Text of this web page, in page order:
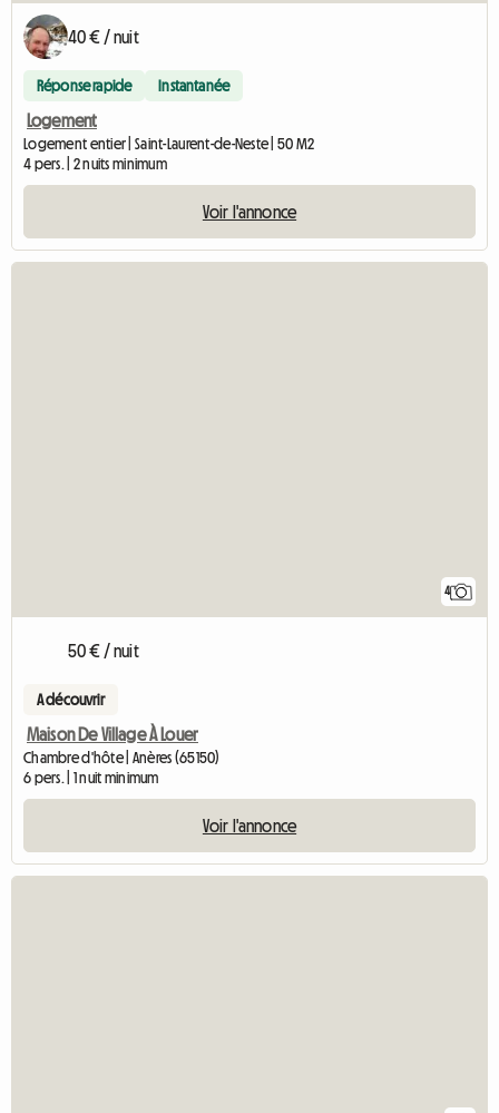
40 € / nuit
Réponse rapide Instantanée
Logement
Logement entier | Saint-Laurent-de-Neste | 50 M2
4 pers. | 2 nuits minimum
Voir l'annonce
4
50 € / nuit
A découvrir
Maison De Village À Louer
Chambre d'hôte | Anères (65150)
6 pers. | 1 nuit minimum
Voir l'annonce